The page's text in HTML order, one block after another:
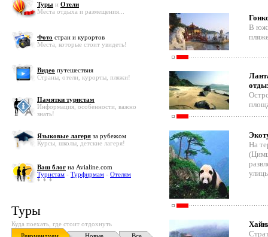
Туры и Отели
Места отдыха и размещения...
Фото стран и курортов
Места, которые стоит увидеть!
Видео путешествия
Страны, отели, курорты, пляжи!
Памятки туристам
Информация, особенности, важно
знать!
Языковые лагеря за рубежом
Курсы, школы, детские лагеря!
Ваш блог на Avialine.com
Туристам - Турфирмам - Отелям
Туры
Куда поехать, где стоит отдохнуть
В
На